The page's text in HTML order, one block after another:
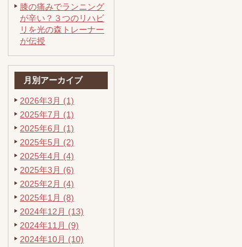
膝の痛みでランニング
が辛い？３つのリハビ
リを光の森トレーナー
が伝授
月別アーカイブ
2026年3月 (1)
2025年7月 (1)
2025年6月 (1)
2025年5月 (2)
2025年4月 (4)
2025年3月 (6)
2025年2月 (4)
2025年1月 (8)
2024年12月 (13)
2024年11月 (9)
2024年10月 (10)